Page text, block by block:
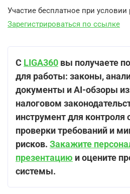
Участие бесплатное при условии
Зарегистрироваться по ссылке
С LIGA360 вы получаете
для работы: законы,
документы и AI-обзоры
налоговом
инструмент для контроля
проверки требований и
рисков. Закажите
презентацию и оцените
системы.